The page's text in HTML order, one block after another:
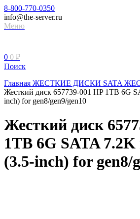
8-800-770-0350
info@the-server.ru
Меню
0 0 ₽
Поиск
Главная ЖЕСТКИЕ ДИСКИ SATA
Жесткий диск 657739-001 HP 1TB 6G
inch) for gen8/gen9/gen10
Жесткий диск
1TB 6G SATA
(3.5-inch) for gen8/